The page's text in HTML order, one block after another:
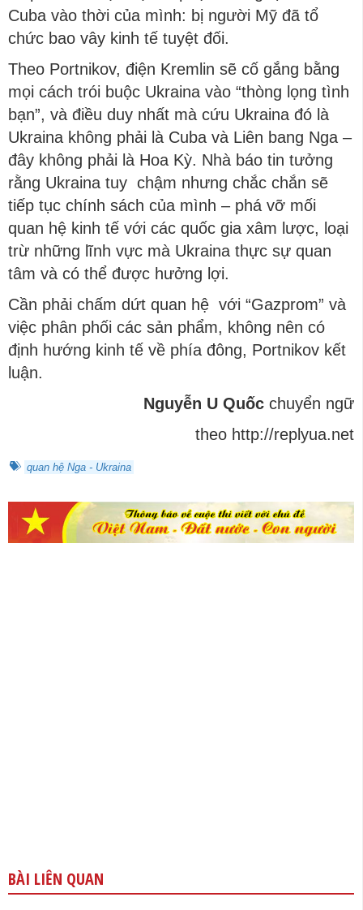
Cuba vào thời của mình: bị người Mỹ đã tổ
chức bao vây kinh tế tuyệt đối.
Theo Portnikov, điện Kremlin sẽ cố gắng bằng
mọi cách trói buộc Ukraina vào “thòng lọng tình
bạn”, và điều duy nhất mà cứu Ukraina đó là
Ukraina không phải là Cuba và Liên bang Nga –
đây không phải là Hoa Kỳ. Nhà báo tin tưởng
rằng Ukraina tuy chậm nhưng chắc chắn sẽ
tiếp tục chính sách của mình – phá vỡ mối
quan hệ kinh tế với các quốc gia xâm lược, loại
trừ những lĩnh vực mà Ukraina thực sự quan
tâm và có thể được hưởng lợi.
Cần phải chấm dứt quan hệ với “Gazprom” và
việc phân phối các sản phẩm, không nên có
định hướng kinh tế về phía đông, Portnikov kết
luận.
Nguyễn U Quốc chuyển ngữ
theo http://replyua.net
quan hệ Nga - Ukraina
BÀI LIÊN QUAN